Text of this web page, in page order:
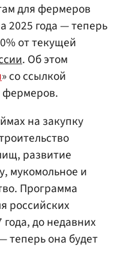
для фермеров
2025 года — теперь
от текущей
. Об этом
» со ссылкой
фермеров.
на закупку
развитие
мукомольное и
Программа
российских
до недавних
теперь она будет